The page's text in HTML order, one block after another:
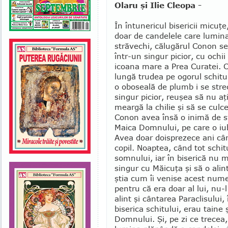
Olaru şi Ilie Cleopa -
În întunericul bisericii
doar de candelele care
străvechi, călugărul Conon
într-un singur picior, cu ochii
icoana mare a Prea Curatei.
lungă trudea pe ogorul
o oboseală de plumb i se
singur picior, reuşea să nu
meargă la chilie şi să se
Conon avea însă o inimă de
Maica Domnului, pe care o
Avea doar doispre­zece ani
copil. Noaptea, când tot
somnului, iar în biserică nu
singur cu Măicuţa şi să o
ştia cum îi venise acest
pentru că era doar al lui,
alint şi cân­tarea
bise­rica schitului, erau taine
Domnului. Şi, pe zi ce